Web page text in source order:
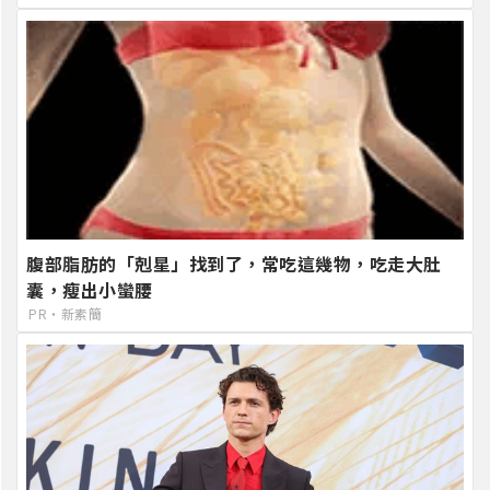
腹部脂肪的「剋星」找到了，常吃這幾物，吃走大肚
囊，瘦出小蠻腰
PR・新素簡